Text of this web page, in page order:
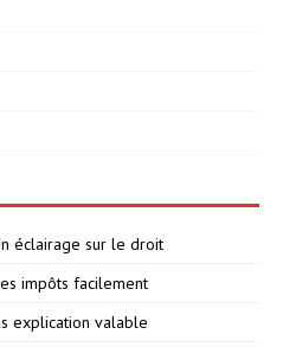
éclairage sur le droit
impôts facilement
explication valable